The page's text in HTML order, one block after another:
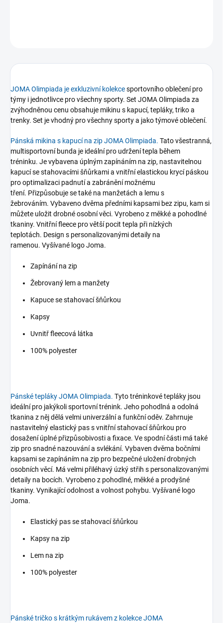
JOMA Olimpiada je exkluzivní kolekcesportovního oblečení pro
týmy i jednotlivce pro všechny sporty. Set JOMA Olimpiada za
zvýhodněnou cenu obsahuje mikinu s kapucí, tepláky, triko a
trenky. Set je vhodný pro všechny sporty a jako týmové oblečení.
Pánská mikina s kapucí na zip JOMA Olimpiada. Tato všestranná,
multisportovní bunda je ideální pro udržení tepla během
tréninku. Je vybavena úplným zapínáním na zip, nastavitelnou
kapucí se stahovacími šňůrkami a vnitřní elastickou krycí páskou
pro optimalizaci padnutí a zabránění možnému
tření. Přizpůsobuje se také na manžetách a lemu s
žebrováním. Vybaveno dvěma předními kapsami bez zipu, kam si
můžete uložit drobné osobní věci. Vyrobeno z měkké a pohodlné
tkaniny. Vnitřní fleece pro větší pocit tepla při nízkých
teplotách. Design s personalizovanými detaily na
ramenou. Vyšívané logo Joma.
Zapínání na zip
Žebrovaný lem a manžety
Kapuce se stahovací šňůrkou
Kapsy
Uvnitř fleecová látka
100% polyester
Pánské tepláky JOMA Olimpiada. Tyto tréninkové tepláky jsou
ideální pro jakýkoli sportovní trénink. Jeho pohodlná a odolná
tkanina z něj dělá velmi univerzální a funkční oděv. Zahrnuje
nastavitelný elastický pas s vnitřní stahovací šňůrkou pro
dosažení úplné přizpůsobivosti a fixace. Ve spodní části má také
zip pro snadné nazouvání a svlékání. Vybaven dvěma bočními
kapsami se zapínáním na zip pro bezpečné uložení drobných
osobních věcí. Má velmi přiléhavý úzký střih s personalizovanými
detaily na bocích. Vyrobeno z pohodlné, měkké a prodyšné
tkaniny. Vynikající odolnost a volnost pohybu. Vyšívané logo
Joma.
Elastický pas se stahovací šňůrkou
Kapsy na zip
Lem na zip
100% polyester
Pánské tričko s krátkým rukávem z kolekce JOMA